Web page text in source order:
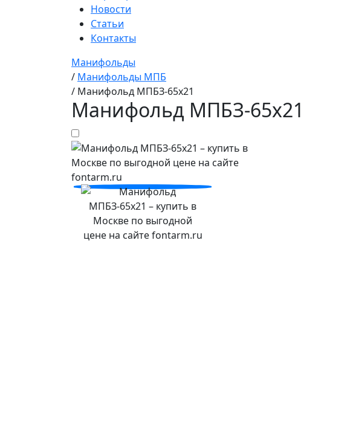
Новости
Статьи
Контакты
Манифольды
/ Манифольды МПБ
/ Манифольд МПБЗ-65х21
Манифольд МПБЗ-65х21